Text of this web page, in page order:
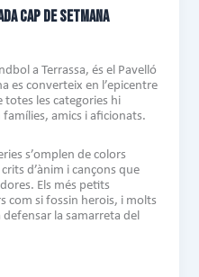
CAP DE SETMANA
a Terrassa, és el Pavelló
es converteix en l’epicentre
totes les categories hi
amics i aficionats.
s’omplen de colors
d’ànim i cançons que
Els més petits
com si fossin herois, i molts
la samarreta del